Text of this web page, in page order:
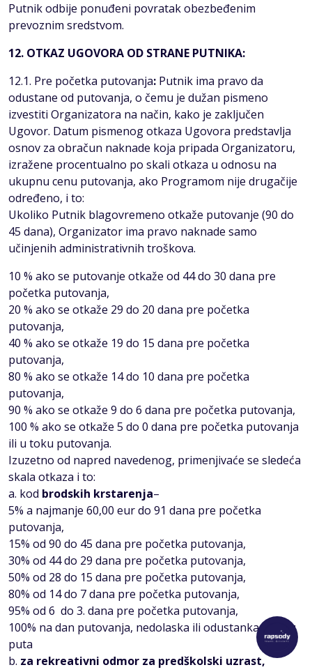
Putnik odbije ponuđeni povratak obezbeđenim
prevoznim sredstvom.
12. OTKAZ UGOVORA OD STRANE PUTNIKA:
12.1. Pre početka putovanja: Putnik ima pravo da
odustane od putovanja, o čemu je dužan pismeno
izvestiti Organizatora na način, kako je zaključen
Ugovor. Datum pismenog otkaza Ugovora predstavlja
osnov za obračun naknade koja pripada Organizatoru,
izražene procentualno po skali otkaza u odnosu na
ukupnu cenu putovanja, ako Programom nije drugačije
određeno, i to:
Ukoliko Putnik blagovremeno otkaže putovanje (90 do
45 dana), Organizator ima pravo naknade samo
učinjenih administrativnih troškova.
10 % ako se putovanje otkaže od 44 do 30 dana pre
početka putovanja,
20 % ako se otkaže 29 do 20 dana pre početka
putovanja,
40 % ako se otkaže 19 do 15 dana pre početka
putovanja,
80 % ako se otkaže 14 do 10 dana pre početka
putovanja,
90 % ako se otkaže 9 do 6 dana pre početka putovanja,
100 % ako se otkaže 5 do 0 dana pre početka putovanja
ili u toku putovanja.
Izuzetno od napred navedenog, primenjivaće se sledeća
skala otkaza i to:
a. kod brodskih krstarenja–
5% a najmanje 60,00 eur do 91 dana pre početka
putovanja,
15% od 90 do 45 dana pre početka putovanja,
30% od 44 do 29 dana pre početka putovanja,
50% od 28 do 15 dana pre početka putovanja,
80% od 14 do 7 dana pre početka putovanja,
95% od 6 do 3. dana pre početka putovanja,
100% na dan putovanja, nedolaska ili odustanka u toku
puta
b. za rekreativni odmor za predškolski uzrast,